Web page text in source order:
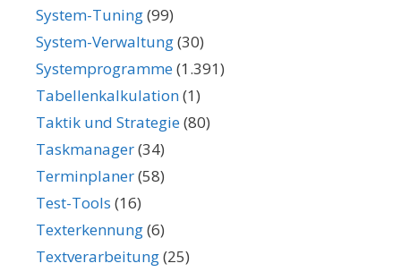
System-Tuning(99)
System-Verwaltung(30)
Systemprogramme(1.391)
Tabellenkalkulation(1)
Taktik und Strategie(80)
Taskmanager(34)
Terminplaner(58)
Test-Tools (16)
Texterkennung(6)
Textverarbeitung(25)